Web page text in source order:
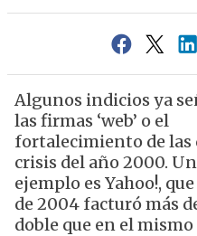
Algunos indicios ya
las firmas ‘web’ o el
fortalecimiento de las
crisis del año 2000. Un
ejemplo es Yahoo!,
de 2004 facturó más
doble que en el